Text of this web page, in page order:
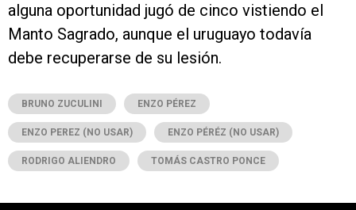
alguna oportunidad jugó de cinco vistiendo el
Manto Sagrado, aunque el uruguayo todavía
debe recuperarse de su lesión.
BRUNO ZUCULINI ENZO PÉREZ
ENZO PEREZ (NO USAR) ENZO PÉRÉZ (NO USAR)
RODRIGO ALIENDRO TOMÁS CASTRO PONCE